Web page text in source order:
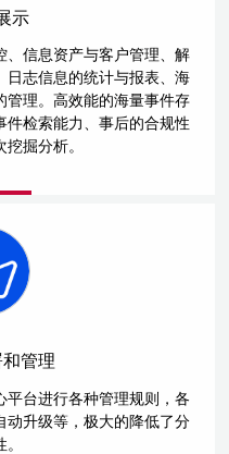
示
、信息资产与客户管理、解
日志信息的统计与报表、海
管理。高效能的海量事件存
件检索能力、事后的合规性
掘分析。
管理
平台进行各种管理规则，各
动升级等，极大的降低了分